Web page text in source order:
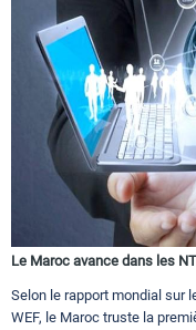
Le Maroc avance dans les
Selon le rapport mondial sur
WEF, le Maroc truste la